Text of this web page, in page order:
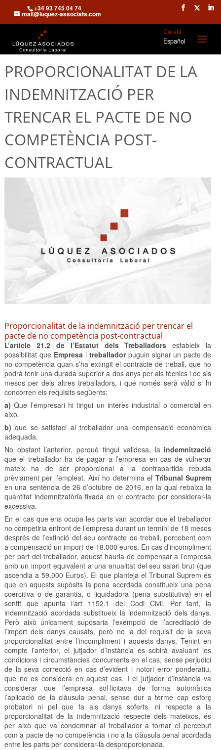
+34 93 745 04 74
mail@luquez-associats.com
Català
Español
PROPORCIONALITAT DE LA
INDEMNITZACIÓ PER
TRENCAR EL PACTE DE NO
COMPETÈNCIA POST-
CONTRACTUAL
Proporcionalitat de la indemnització per trencar el
pacte de no competència post-contractual
L’article 21.2 de l’Estatut dels Treballadors estableix la
possibilitat que Empresai treballadorpuguin signar un pacte de
no competència quan s’ha extingit el contracte de treball, que no
podrà tenir una durada superior a dos anys per als tècnics i de sis
mesos per dels altres treballadors, i que només serà vàlid si hi
concorren els requisits següents:
a) Que l’empresari hi tingui un interès industrial o comercial en
això.
b) que se satisfaci al treballador una compensació econòmica
adequada.
No obstant l’anterior, perquè tingui validesa, la indemnització
que el treballador ha de pagar a l’empresa en cas de vulnerar
mateix ha de ser proporcional a la contrapartida rebuda
prèviament per l’empleat. Així ho determina el Tribunal Suprem
en una sentència de 26 d’octubre de 2016, en la qual rebaixa la
quantitat indemnitzatòria fixada en el contracte per considerar-la
excessiva.
En el cas que ens ocupa les parts van acordar que el treballador
no competiria enfront de l’empresa durant un termini de 18 mesos
després de l’extinció del seu contracte de treball, percebent com
a compensació un import de 18.000 euros. En cas d’incompliment
per part del treballador, aquest hauria de compensar a l’empresa
amb un import equivalent a una anualitat del seu salari brut (que
ascendia a 59.000 Euros). El que planteja el Tribunal Suprem és
que en aquests supòsits la pena acordada constitueix una pena
coercitiva o de garantia, o liquidadora (pena substitutiva) en el
sentit que apunta l’art 1152.1 del Codi Civil. Per tant, la
indemnització acordada substitueix la indemnització dels danys.
Però això únicament suposaria l’exempció de l’acreditació de
l’import dels danys causats, però no la del requisit de la seva
proporcionalitat entre l’incompliment i aquests danys. Tenint en
compte l’anterior, el jutjador d’instància és sobirà avaluant les
condicions i circumstàncies concurrents en el cas, sense perjudici
de la seva correcció en cas d’evident i notori error ponderatiu,
que no es considera en aquest cas. I el jutjador d’instància va
considerar que l’empresa sol·licitava de forma automàtica
l’aplicació de la clàusula penal, sense dur a terme cap esforç
probatori ni pel que fa als danys soferts, ni respecte a la
proporcionalitat de la indemnització respecte dels mateixos, és
per això que va condemnar al treballador a tornar el percebut
com a pacte de no competència i no a la clàusula penal acordada
entre les parts per considerar-la desproporcionada.